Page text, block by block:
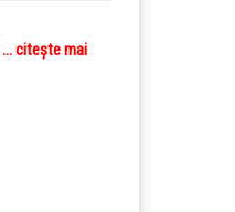
... citește mai